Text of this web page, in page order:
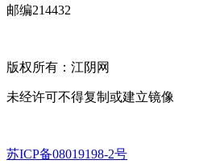
邮编214432
版权所有：江阴网
未经许可不得复制或建立镜像
苏ICP备08019198-2号